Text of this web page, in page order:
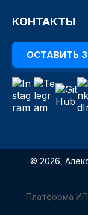
КОНТАКТЫ
ОСТАВИТЬ
© 2026,
Платформа